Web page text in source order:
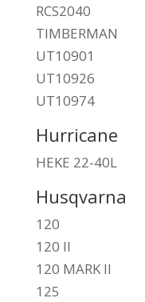
RCS2040
TIMBERMAN
UT10901
UT10926
UT10974
Hurricane
HEKE 22-40L
Husqvarna
120
120 II
120 MARK II
125